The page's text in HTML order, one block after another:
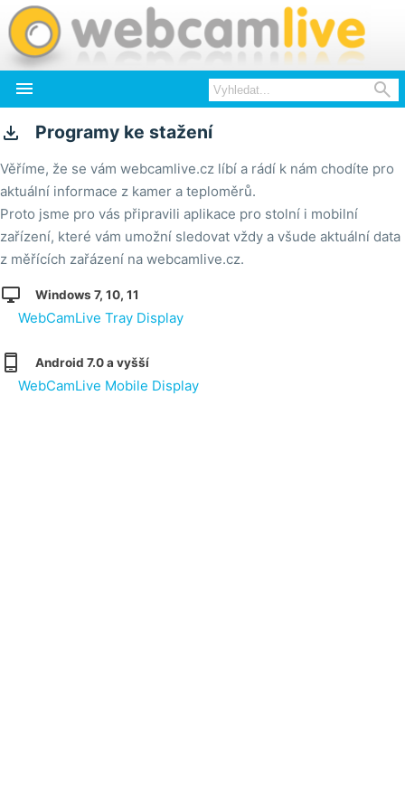



Programy ke stažení
Věříme, že se vám webcamlive.cz líbí a rádí k nám chodíte pro
aktuální informace z kamer a teploměrů.
Proto jsme pro vás připravili aplikace pro stolní i mobilní
zařízení, které vám umožní sledovat vždy a všude aktuální data
z měřících zařázení na webcamlive.cz.
 Windows 7, 10, 11
WebCamLive Tray Display
 Android 7.0 a vyšší
WebCamLive Mobile Display